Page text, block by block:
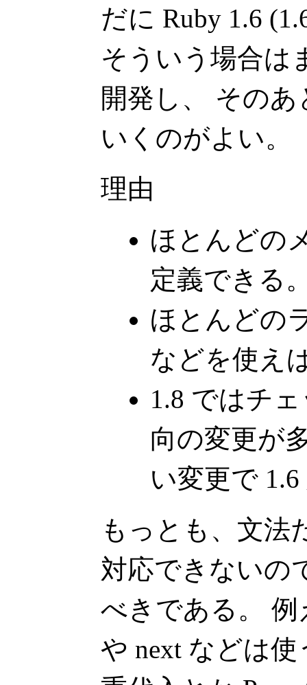
だに Ruby 1.6
そういう場合は
開発し、 その
いくのがよい。
理由
ほとんどの
定義できる
ほとんどの
などを使え
1.8 ではチ
向の変更が
い変更で
もっとも、文法
対応できないの
べきである。 例
や next などは